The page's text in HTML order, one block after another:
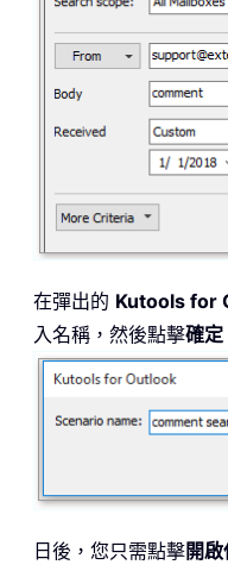
在彈出的 Kutools for
入名稱，然後點擊確定
日後，您只需點擊開